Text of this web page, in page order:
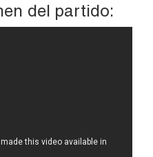
del partido: